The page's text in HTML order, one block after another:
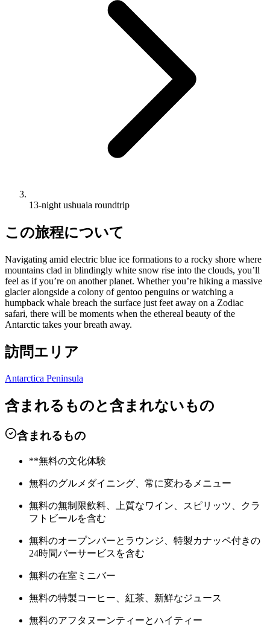
13-night ushuaia roundtrip
この旅程について
Navigating amid electric blue ice formations to a rocky shore where
mountains clad in blindingly white snow rise into the clouds, you’ll
feel as if you’re on another planet. Whether you’re hiking a massive
glacier alongside a colony of gentoo penguins or watching a
humpback whale breach the surface just feet away on a Zodiac
safari, there will be moments when the ethereal beauty of the
Antarctic takes your breath away.
訪問エリア
Antarctica Peninsula
含まれるものと含まれないもの
含まれるもの
**無料の文化体験
無料のグルメダイニング、常に変わるメニュー
無料の無制限飲料、上質なワイン、スピリッツ、クラ
フトビールを含む
無料のオープンバーとラウンジ、特製カナッペ付きの
24時間バーサービスを含む
無料の在室ミニバー
無料の特製コーヒー、紅茶、新鮮なジュース
無料のアフタヌーンティーとハイティー